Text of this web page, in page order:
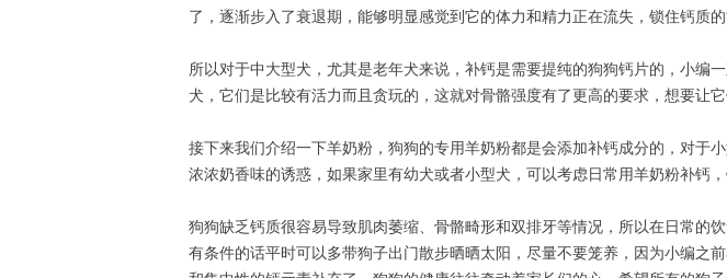
了，逐渐步入了衰退期，能够明显感觉到它的体力和精力正在流失，锁住钙质的
所以对于中大型犬，尤其是老年犬来说，补钙是需要提纯的狗狗钙片的，小编
犬，它们是比较有活力而且贪玩的，这就对骨骼强度有了更高的要求，想要让
接下来我们介绍一下羊奶粉，狗狗的专用羊奶粉都是会添加补钙成分的，对于
浓浓奶香味的诱惑，如果家里有幼犬或者小型犬，可以考虑日常用羊奶粉补钙
狗狗缺乏钙质很容易导致肌肉萎缩、骨骼畸形和双排牙等情况，所以在日常的
有条件的话平时可以多带狗子出门散步晒晒太阳，尽量不要笼养，因为小编之